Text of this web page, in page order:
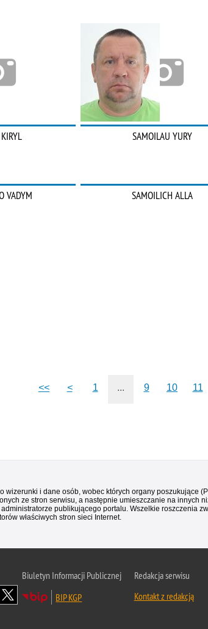
SAMOILAU YURY
VADYM SAMOILICH ALLA
<< < 1 ... 9 10 11
wizerunki i dane osób, wobec których organy poszukujące
ze stron serwisu, a następnie umieszczanie na innych
publikującego portalu. Wszelkie roszczenia
właściwych stron sieci Internet.
Biuletyn Informacji Publicznej
BIP KGP
Redakcja serwisu
Kontakt z redakcją